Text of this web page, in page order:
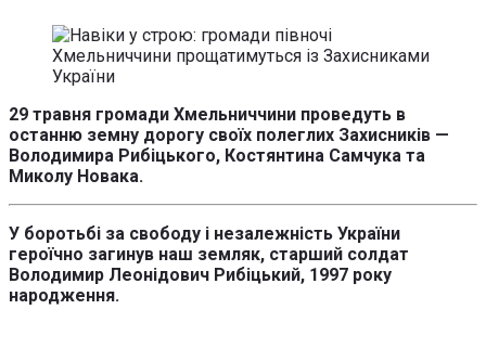
29 травня громади Хмельниччини проведуть в
останню земну дорогу своїх полеглих Захисників —
Володимира Рибіцького, Костянтина Самчука та
Миколу Новака.
У боротьбі за свободу і незалежність України
героїчно загинув наш земляк, старший солдат
Володимир Леонідович Рибіцький, 1997 року
народження.